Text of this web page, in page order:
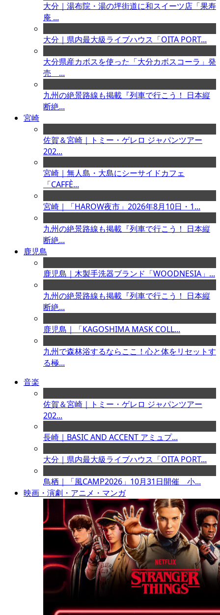
大分｜湯布院・湯の坪街道に和スイーツ店「果寿
庵 ...
大分｜県内最大級ライブハウス「OITA PORT...
大分県産カボスを使った「大分カボスコーラ」発
売 ...
九州の絶景路線も掲載『列車で行こう！ 日本縦
断絶...
宮崎
佐賀＆宮崎｜トミー・ゲレロ ジャパンツアー
202...
宮崎｜無人島・大島にシーサイドカフェ
「CAFFÈ...
宮崎｜「HAROW夜市」2026年8月10日・1...
九州の絶景路線も掲載『列車で行こう！ 日本縦
断絶...
鹿児島
鹿児島｜木製手洗器ブランド「WOODNESIA」...
九州の絶景路線も掲載『列車で行こう！ 日本縦
断絶...
鹿児島｜「KAGOSHIMA MASK COLL...
九州で森林浴するならここ！心と体をリセットす
る極...
音楽
佐賀＆宮崎｜トミー・ゲレロ ジャパンツアー
202...
長崎｜BASIC AND ACCENT アミュプ...
大分｜県内最大級ライブハウス「OITA PORT...
鳥栖｜「風CAMP2026」10月31日開催 小...
映画・演劇・アニメ・マンガ